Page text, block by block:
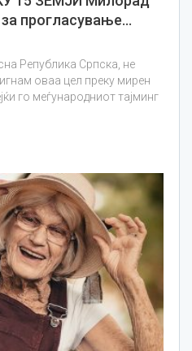
прогласување…
Република Српска, не
оваа цел преку мирен
го меѓународниот тајминг